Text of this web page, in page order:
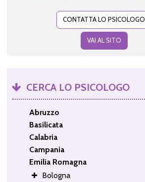
CONTATTA LO PSICOLOGO
VAI AL SITO
CERCA LO PSICOLOGO
Abruzzo
Basilicata
Calabria
Campania
Emilia Romagna
Bologna